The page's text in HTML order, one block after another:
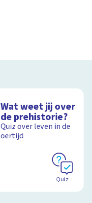
Wat weet jij over
de prehistorie?
Quiz over leven in de
oertijd
Quiz